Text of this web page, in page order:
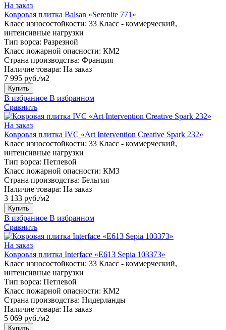
На заказ
Ковровая плитка Balsan «Serenite 771»
Класс износостойкости: 33 Класс - коммерческий,
интенсивные нагрузки
Тип ворса: Разрезной
Класс пожарной опасности: КМ2
Страна производства: Франция
Наличие товара: На заказ
7 995 руб./м2
Купить
В избранное В избранном
Сравнить
На заказ
Ковровая плитка IVC «Art Intervention Creative Spark 232»
Класс износостойкости: 33 Класс - коммерческий,
интенсивные нагрузки
Тип ворса: Петлевой
Класс пожарной опасности: КМ3
Страна производства: Бельгия
Наличие товара: На заказ
3 133 руб./м2
Купить
В избранное В избранном
Сравнить
На заказ
Ковровая плитка Interface «E613 Sepia 103373»
Класс износостойкости: 33 Класс - коммерческий,
интенсивные нагрузки
Тип ворса: Петлевой
Класс пожарной опасности: КМ2
Страна производства: Нидерланды
Наличие товара: На заказ
5 069 руб./м2
Купить